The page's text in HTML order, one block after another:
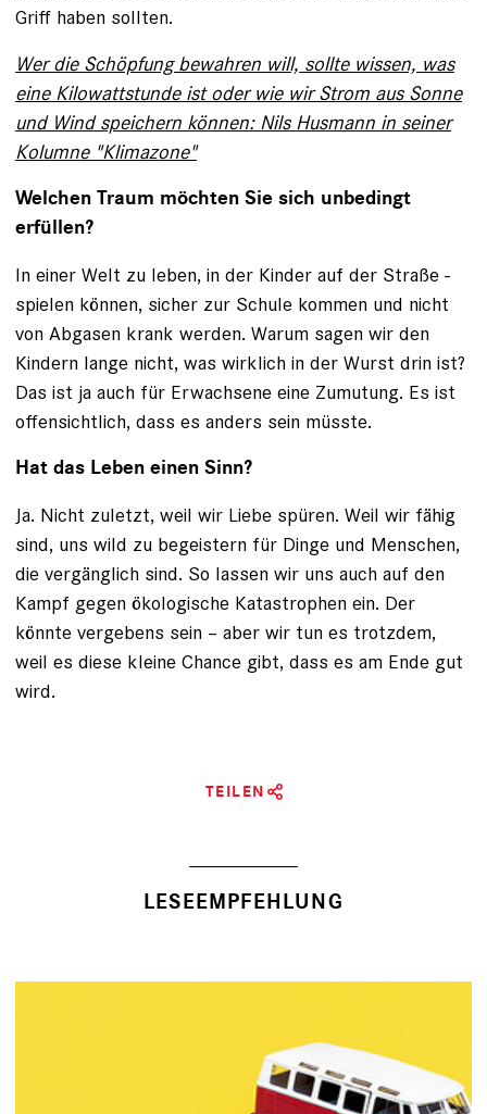
Griff haben sollten.
Wer die Schöpfung bewahren will, sollte wissen, was
eine Kilowattstunde ist oder wie wir Strom aus Sonne
und Wind speichern können: Nils Husmann in seiner
Kolumne "Klimazone"
Welchen Traum möchten Sie sich unbedingt
erfüllen?
In einer Welt zu leben, in der Kinder auf der Straße ­
spielen können, sicher zur Schule kommen und nicht
von Ab­gasen krank werden. Warum sagen wir den
Kindern lange nicht, was wirklich in der Wurst drin ist?
Das ist ja auch für Erwachsene eine Zumutung. Es ist
offensichtlich, dass es anders sein müsste.
Hat das Leben einen Sinn?
Ja. Nicht zuletzt, weil wir Liebe spüren. Weil wir fähig
sind, uns wild zu begeistern für Dinge und Menschen,
die vergänglich sind. So lassen wir uns auch auf den
Kampf gegen ökologische Katastrophen ein. Der
könnte ver­gebens sein – aber wir tun es trotzdem,
weil es diese kleine Chance gibt, dass es am Ende gut
wird.
TEILEN
LESEEMPFEHLUNG